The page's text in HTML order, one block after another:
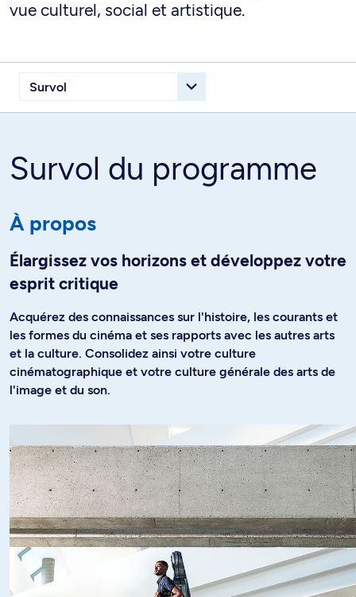
vue culturel, social et artistique.
Survol du programme
À propos
Élargissez vos horizons et développez votre
esprit critique
Acquérez des connaissances sur l'histoire, les courants et
les formes du cinéma et ses rapports avec les autres arts
et la culture. Consolidez ainsi votre culture
cinématographique et votre culture générale des arts de
l'image et du son.